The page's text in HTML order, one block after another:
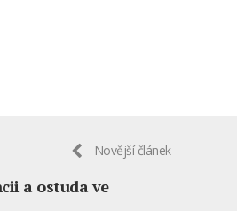
Novější článek
a ostuda ve